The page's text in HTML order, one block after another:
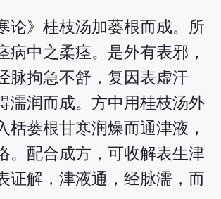
论》桂枝汤加蒌根而成。所
病中之柔痉。是外有表邪，
脉拘急不舒，复因表虚汗
濡润而成。方中用桂枝汤外
栝蒌根甘寒润燥而通津液，
。配合成方，可收解表生津
证解，津液通，经脉濡，而